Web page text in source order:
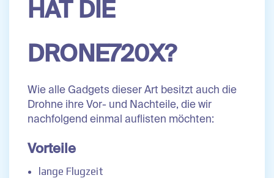
HAT DIE
DRONE720X?
Wie alle Gadgets dieser Art besitzt auch die
Drohne ihre Vor- und Nachteile, die wir
nachfolgend einmal auflisten möchten:
Vorteile
lange Flugzeit